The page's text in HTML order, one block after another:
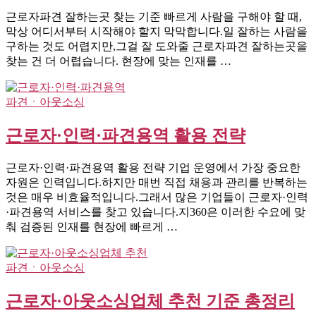
근로자파견 잘하는곳 찾는 기준 빠르게 사람을 구해야 할 때,
막상 어디서부터 시작해야 할지 막막합니다.일 잘하는 사람을
구하는 것도 어렵지만,그걸 잘 도와줄 근로자파견 잘하는곳을
찾는 건 더 어렵습니다. 현장에 맞는 인재를 …
파견ㆍ아웃소싱
근로자·인력·파견용역 활용 전략
근로자·인력·파견용역 활용 전략 기업 운영에서 가장 중요한
자원은 인력입니다.하지만 매번 직접 채용과 관리를 반복하는
것은 매우 비효율적입니다.그래서 많은 기업들이 근로자·인력
·파견용역 서비스를 찾고 있습니다.지360은 이러한 수요에 맞
춰 검증된 인재를 현장에 빠르게 …
파견ㆍ아웃소싱
근로자·아웃소싱업체 추천 기준 총정리